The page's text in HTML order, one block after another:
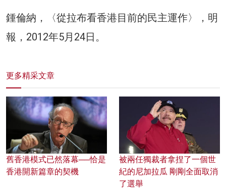
鍾倫納，〈從拉布看香港目前的民主運作〉，明
報，2012年5月24日。
更多精采文章
舊香港模式已然落幕──恰是
香港開新篇章的契機
被兩任獨裁者拿捏了一個世
紀的尼加拉瓜 剛剛全面取消
了選舉